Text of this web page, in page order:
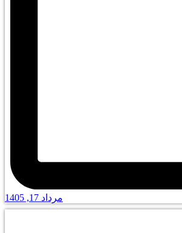
مرداد 17, 1405